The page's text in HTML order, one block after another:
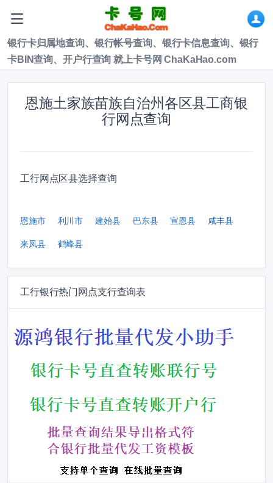
银行卡归属地查询、银行帐号查询、银行卡信息查询、银行
卡BIN查询、开户行查询 就上卡号网 ChaKaHao.com
恩施土家族苗族自治州各区县工商银
行网点查询
工行网点区县选择查询
恩施市 利川市 建始县 巴东县 宣恩县 咸丰县
来凤县 鹤峰县
工行银行热门网点支行查询表